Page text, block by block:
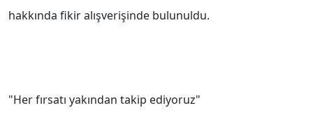
hakkında fikir alışverişinde bulunuldu.
"Her fırsatı yakından takip ediyoruz"